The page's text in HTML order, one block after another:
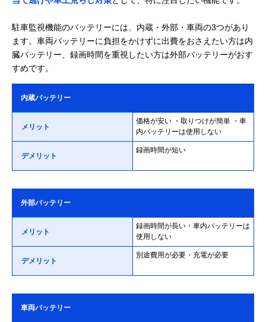
駐車監視機能のバッテリーには、内蔵・外部・車両の3つがあり
ます。車両バッテリーに負担をかけずに出費をおさえたい方は内
臓バッテリー、録画時間を重視したい方は外部バッテリーがおす
すめです。
内蔵バッテリー
メリット
価格が安い ・取りつけが簡単 ・車
内バッテリーは使用しない
デメリット
録画時間が短い
外部バッテリー
メリット
録画時間が長い・車内バッテリーは
使用しない
デメリット
別途費用が必要・充電が必要
車両バッテリー